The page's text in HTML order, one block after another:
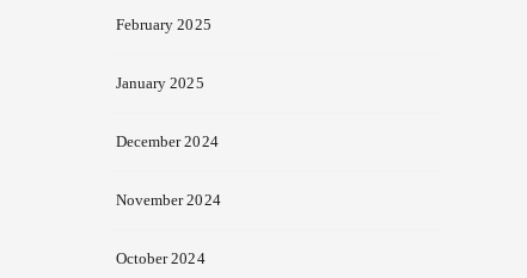
February 2025
January 2025
December 2024
November 2024
October 2024